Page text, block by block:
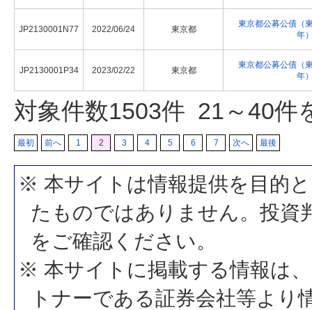
JP2130001N77 2022/06/24 東京都
東京都公募公債（
年
JP2130001P34 2023/02/22 東京都
東京都公募公債（
年
対象件数1503件 21～40件
最初 前へ 1 2 3 4 5 6 7 次へ 最後
※ 本サイトは情報提供を目的
たものではありません。投資
をご確認ください。
※ 本サイトに掲載する情報は
トナーである証券会社等よ